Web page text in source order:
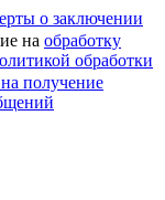
о заключении
на обработку
обработки
на получение